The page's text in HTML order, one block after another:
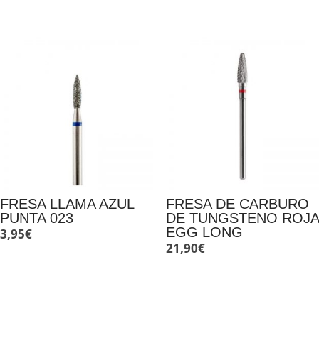
FRESA LLAMA AZUL
PUNTA 023
3,95€
FRESA DE CARBURO
DE TUNGSTENO ROJA
EGG LONG
21,90€